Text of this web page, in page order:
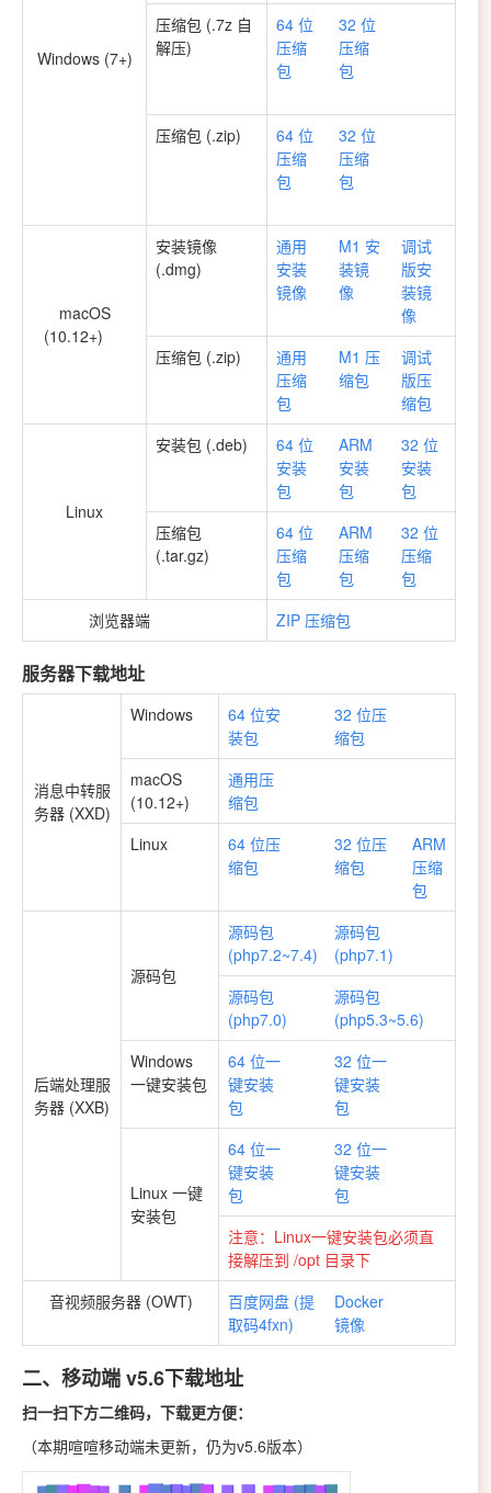
Windows (7+)
压缩包 (.7z 自
解压)
64 位
压缩
包
32 位
压缩
包
压缩包 (.zip)
64 位
压缩
包
32 位
压缩
包
macOS
(10.12+)
安装镜像
(.dmg)
通用
安装
镜像
M1 安
装镜
像
调试
版安
装镜
像
压缩包 (.zip)
通用
压缩
包
M1 压
缩包
调试
版压
缩包
Linux
安装包 (.deb)
64 位
安装
包
ARM
安装
包
32 位
安装
包
压缩包
(.tar.gz)
64 位
压缩
包
ARM
压缩
包
32 位
压缩
包
浏览器端
ZIP 压缩包
服务器下载地址
消息中转服
务器 (XXD)
Windows
64 位安
装包
32 位压
缩包
macOS
(10.12+)
通用压
缩包
Linux
64 位压
缩包
32 位压
缩包
ARM
压缩
包
后端处理服
务器 (XXB)
源码包
源码包
(php7.2~7.4)
源码包
(php7.1)
源码包
(php7.0)
源码包
(php5.3~5.6)
Windows
一键安装包
64 位一
键安装
包
32 位一
键安装
包
Linux 一键
安装包
64 位一
键安装
包
32 位一
键安装
包
注意：Linux一键安装包必须直
接解压到 /opt 目录下
音视频服务器 (OWT)
百度网盘 (提
取码4fxn)
Docker
镜像
二、移动端 v5.6下载地址
扫一扫下方二维码，下载更方便：
（本期喧喧移动端未更新，仍为v5.6版本）